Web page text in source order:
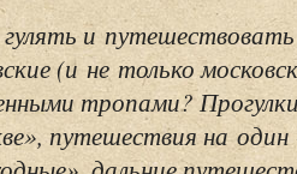
и
(и не только
тропами?
путешествия на